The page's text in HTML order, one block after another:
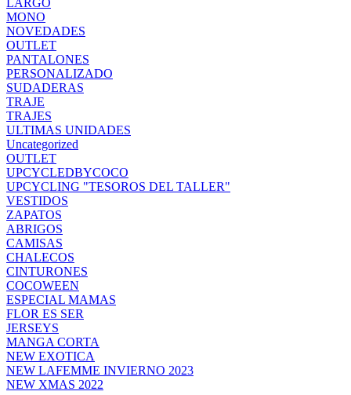
LARGO
MONO
NOVEDADES
OUTLET
PANTALONES
PERSONALIZADO
SUDADERAS
TRAJE
TRAJES
ULTIMAS UNIDADES
Uncategorized
OUTLET
UPCYCLEDBYCOCO
UPCYCLING "TESOROS DEL TALLER"
VESTIDOS
ZAPATOS
ABRIGOS
CAMISAS
CHALECOS
CINTURONES
COCOWEEN
ESPECIAL MAMAS
FLOR ES SER
JERSEYS
MANGA CORTA
NEW EXOTICA
NEW LAFEMME INVIERNO 2023
NEW XMAS 2022